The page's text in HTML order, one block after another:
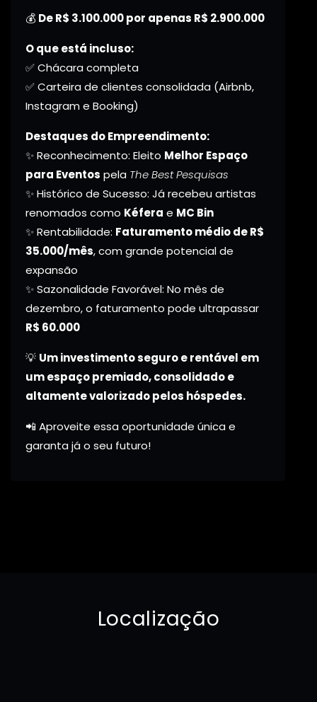
💰 De R$ 3.100.000 por apenas R$ 2.900.000
O que está incluso:
✅ Chácara completa
✅ Carteira de clientes consolidada (Airbnb,
Instagram e Booking)
Destaques do Empreendimento:
✨ Reconhecimento: Eleito Melhor Espaço
para Eventos pela The Best Pesquisas
✨ Histórico de Sucesso: Já recebeu artistas
renomados como Kéfera e MC Bin
✨ Rentabilidade: Faturamento médio de R$
35.000/mês, com grande potencial de
expansão
✨ Sazonalidade Favorável: No mês de
dezembro, o faturamento pode ultrapassar
R$ 60.000
💡 Um investimento seguro e rentável em
um espaço premiado, consolidado e
altamente valorizado pelos hóspedes.
📲 Aproveite essa oportunidade única e
garanta já o seu futuro!
Localização